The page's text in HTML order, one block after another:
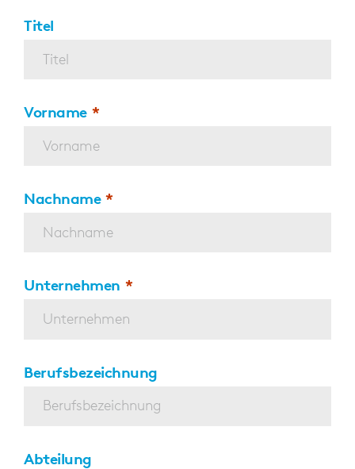
Titel
Vorname
Nachname
Unternehmen
Berufsbezeichnung
Abteilung